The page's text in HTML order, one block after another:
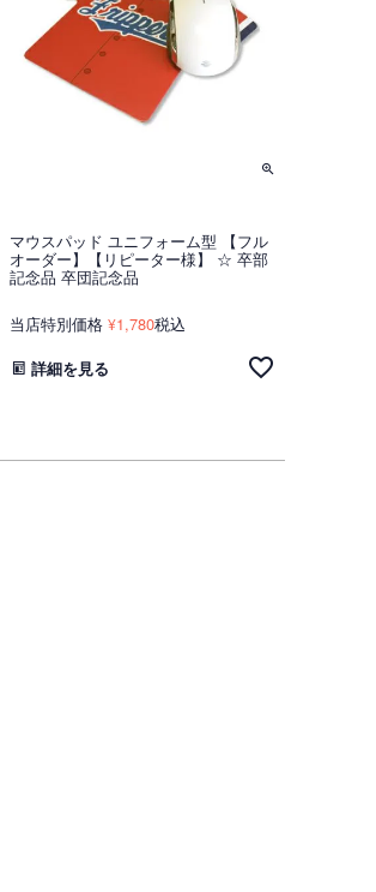
マウスパッド ユニフォーム型 【フル
オーダー】【リピーター様】 ☆ 卒部
記念品 卒団記念品
当店特別価格 ¥1,780税込
詳細を見る